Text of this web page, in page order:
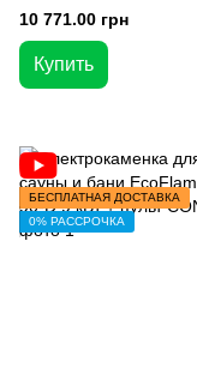
10 771.00 грн
Купить
БЕСПЛАТНАЯ ДОСТАВКА
0% РАССРОЧКА